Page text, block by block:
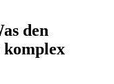
den
komplex